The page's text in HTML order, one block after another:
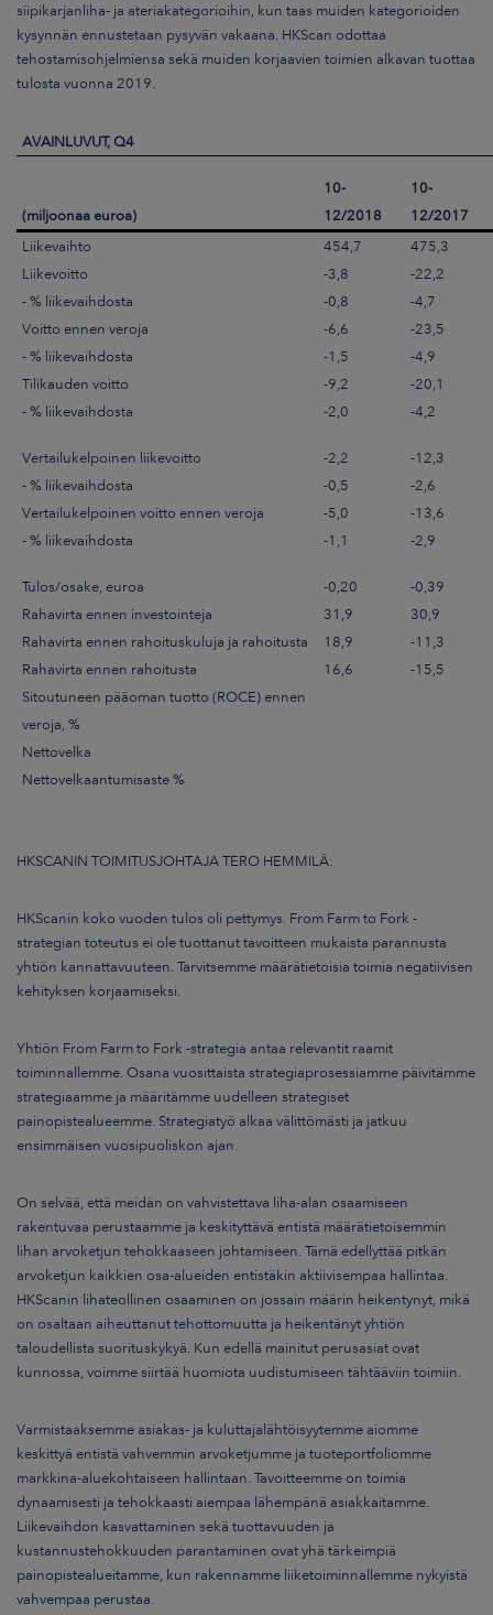
siipikarjanliha- ja ateriakategorioihin, kun taas muiden kategorioiden
kysynnän ennustetaan pysyvän vakaana. HKScan odottaa
tehostamisohjelmiensa sekä muiden korjaavien toimien alkavan tuottaa
tulosta vuonna 2019.
AVAINLUVUT, Q4
(miljoonaa euroa)
10-
12/2018
10-
12/2017
Liikevaihto
454,7
475,3
Liikevoitto
-3,8
-22,2
- % liikevaihdosta
-0,8
-4,7
Voitto ennen veroja
-6,6
-23,5
- % liikevaihdosta
-1,5
-4,9
Tilikauden voitto
-9,2
-20,1
- % liikevaihdosta
-2,0 -4,2
Vertailukelpoinen liikevoitto -2,2
-12,3
- % liikevaihdosta
-0,5
-2,6
Vertailukelpoinen voitto ennen veroja
-5,0
-13,6
- % liikevaihdosta
-1,1 -2,9
Tulos/osake, euroa -0,20
-0,39
Rahavirta ennen investointeja
31,9
30,9
Rahavirta ennen rahoituskuluja ja rahoitusta
18,9
-11,3
Rahavirta ennen rahoitusta
16,6
-15,5
Sitoutuneen pääoman tuotto (ROCE) ennen
veroja, %
Nettovelka
Nettovelkaantumisaste %
HKSCANIN TOIMITUSJOHTAJA TERO HEMMILÄ:
HKScanin koko vuoden tulos oli pettymys. From Farm to Fork -
strategian toteutus ei ole tuottanut tavoitteen mukaista parannusta
yhtiön kannattavuuteen. Tarvitsemme määrätietoisia toimia negatiivisen
kehityksen korjaamiseksi.
Yhtiön From Farm to Fork -strategia antaa relevantit raamit
toiminnallemme. Osana vuosittaista strategiaprosessiamme päivitämme
strategiaamme ja määritämme uudelleen strategiset
painopistealueemme. Strategiatyö alkaa välittömästi ja jatkuu
ensimmäisen vuosipuoliskon ajan.
On selvää, että meidän on vahvistettava liha-alan osaamiseen
rakentuvaa perustaamme ja keskityttävä entistä määrätietoisemmin
lihan arvoketjun tehokkaaseen johtamiseen. Tämä edellyttää pitkän
arvoketjun kaikkien osa-alueiden entistäkin aktiivisempaa hallintaa.
HKScanin lihateollinen osaaminen on jossain määrin heikentynyt, mikä
on osaltaan aiheuttanut tehottomuutta ja heikentänyt yhtiön
taloudellista suorituskykyä. Kun edellä mainitut perusasiat ovat
kunnossa, voimme siirtää huomiota uudistumiseen tähtääviin toimiin.
Varmistaaksemme asiakas- ja kuluttajalähtöisyytemme aiomme
keskittyä entistä vahvemmin arvoketjumme ja tuoteportfoliomme
markkina-aluekohtaiseen hallintaan. Tavoitteemme on toimia
dynaamisesti ja tehokkaasti aiempaa lähempänä asiakkaitamme.
Liikevaihdon kasvattaminen sekä tuottavuuden ja
kustannustehokkuuden parantaminen ovat yhä tärkeimpiä
painopistealueitamme, kun rakennamme liiketoiminnallemme nykyistä
vahvempaa perustaa.